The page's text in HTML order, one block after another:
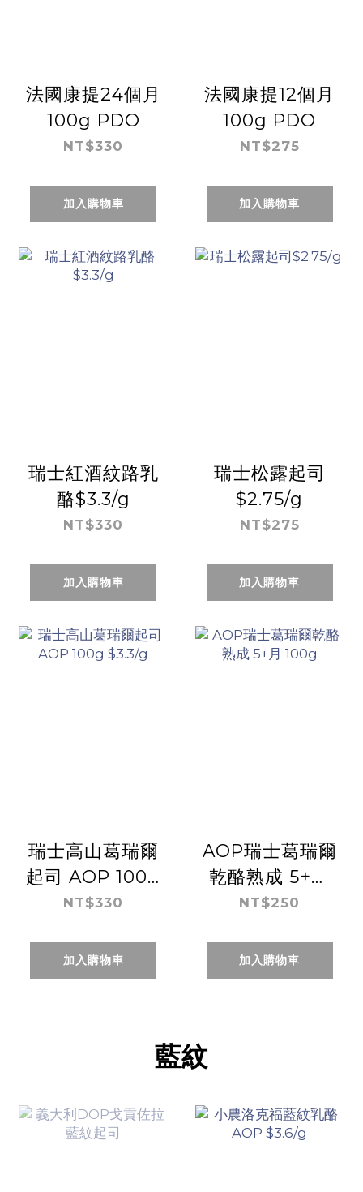
法國康提24個月
100g PDO
NT$330
加入購物車
法國康提12個月
100g PDO
NT$275
加入購物車
瑞士紅酒紋路乳
酪$3.3/g
NT$330
加入購物車
瑞士松露起司
$2.75/g
NT$275
加入購物車
瑞士高山葛瑞爾
起司 AOP 100g
$3.3/g
NT$330
加入購物車
AOP瑞士葛瑞爾
乾酪熟成 5+月
100g
NT$250
加入購物車
藍紋